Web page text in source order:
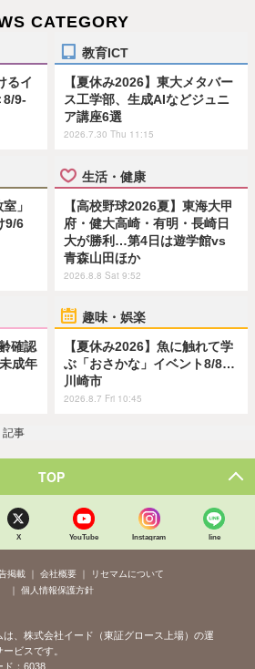
CATEGORY
るイ
8/9-
教育ICT
【夏休み2026】東大メタバー
ス工学部、生成AIなどジュニ
ア講座6選
2026.7.30 Thu 11:15
」
9/6
生活・健康
【高校野球2026夏】東海大甲
府・健大高崎・有明・長崎日
大が勝利…第4日は遊学館vs
青森山田ほか
2026.8.8 Sat 9:52
確認
成年
趣味・娯楽
【夏休み2026】魚に触れて学
ぶ「おさかな」イベント8/8…
川崎市
2026.8.7 Fri 10:45
記事
TOP
X YouTube Instagram line
掲載 会社概要
リセマムについて
個人情報保護方針
は、株式会社イード（東証グロース上場）の運
ビスです。
ド：6038